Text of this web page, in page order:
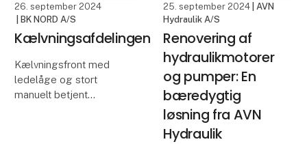
26. september 2024
| BK NORD A/S
Kælvningsafdelingen
Kælvningsfront med
ledelåge og stort
manuelt betjent
25. september 2024
| AVN
Hydraulik A/S
Renovering af
hydraulikmotorer
og pumper: En
bæredygtig
løsning fra AVN
Hydraulik